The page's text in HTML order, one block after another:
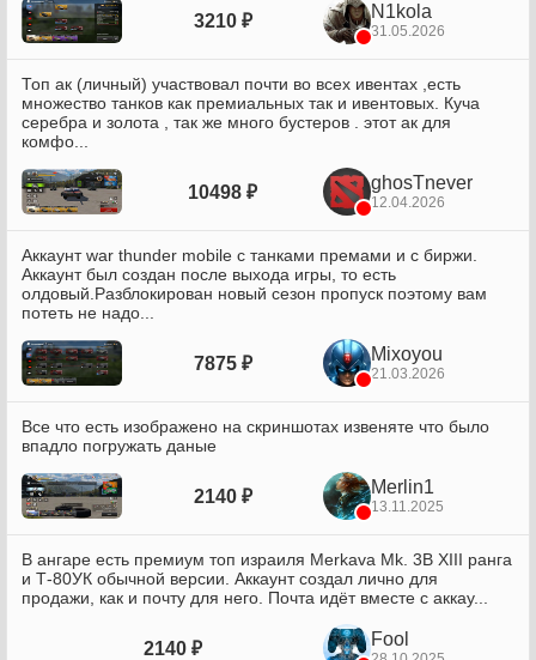
3210 ₽ N1kola
31.05.2026
Топ ак (личный) участвовал почти во всех ивентах ,есть
множество танков как премиальных так и ивентовых. Куча
серебра и золота , так же много бустеров . этот ак для
комфо...
10498 ₽ ghosTnever
12.04.2026
Аккаунт war thunder mobile с танками премами и с биржи.
Аккаунт был создан после выхода игры, то есть
олдовый.Разблокирован новый сезон пропуск поэтому вам
потеть не надо...
7875 ₽ Mixoyou
21.03.2026
Все что есть изображено на скриншотах извеняте что было
впадло погружать даные
2140 ₽ Merlin1
13.11.2025
В ангаре есть премиум топ израиля Merkava Mk. 3B XIII ранга
и Т-80УК обычной версии. Аккаунт создал лично для
продажи, как и почту для него. Почта идёт вместе с аккау...
2140 ₽ Fool